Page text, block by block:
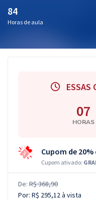
Conteúdo gratuito
Aprovados
84
Horas de aula
ESSAS
07
HORAS
Cupom de
Cupom ativado:
De: R$ 368,90
Por: R$ 295,12à vista